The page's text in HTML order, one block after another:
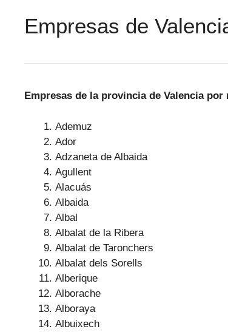
Empresas de
Empresas de la provincia de Valencia por
Ademuz
Ador
Adzaneta de Albaida
Agullent
Alacuás
Albaida
Albal
Albalat de la Ribera
Albalat de Taronchers
Albalat dels Sorells
Alberique
Alborache
Alboraya
Albuixech